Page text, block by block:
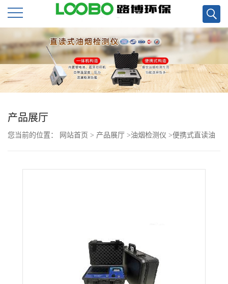
公
司
首
页
公
产品展厅
您当前的位置： 网站首页 > 产品展厅 >油烟检测仪 >便携式直读油